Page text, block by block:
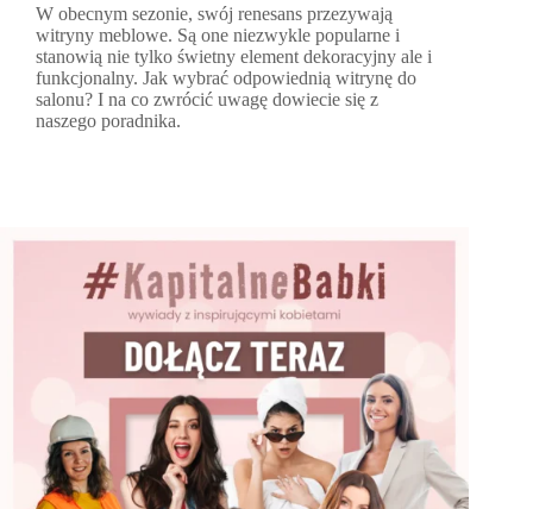
W obecnym sezonie, swój renesans przezywają
witryny meblowe. Są one niezwykle popularne i
stanowią nie tylko świetny element dekoracyjny ale i
funkcjonalny. Jak wybrać odpowiednią witrynę do
salonu? I na co zwrócić uwagę dowiecie się z
naszego poradnika.